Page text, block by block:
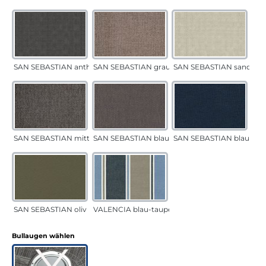
SAN SEBASTIAN anthrazitSAN SEBASTIAN grau-sandSAN SEBASTIAN sand
SAN SEBASTIAN mittelgrauSAN SEBASTIAN blau-sandSAN SEBASTIAN blau
SAN SEBASTIAN oliv VALENCIA blau-taupe
Bullaugen wählen